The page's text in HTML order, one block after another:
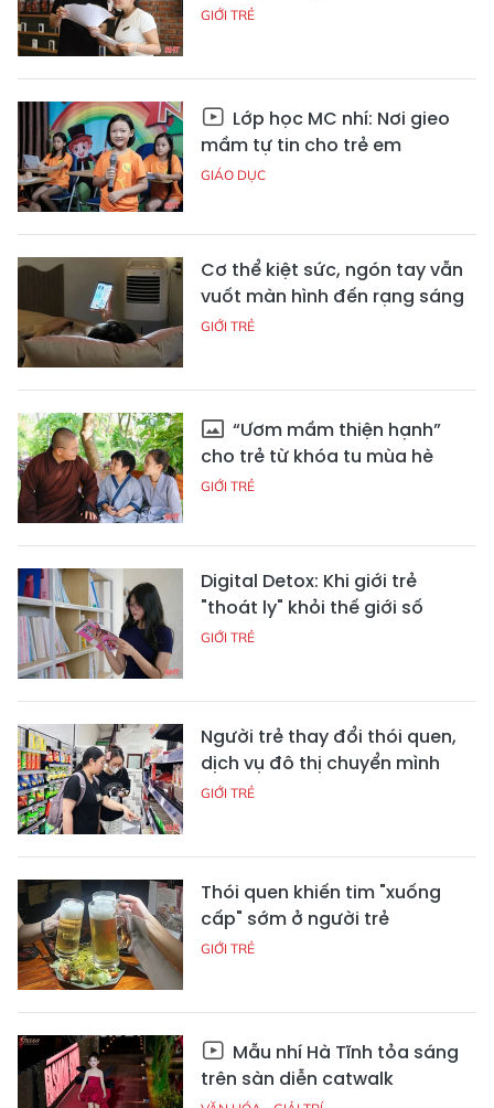
GIỚI TRẺ
Lớp học MC nhí: Nơi gieo
mầm tự tin cho trẻ em
GIÁO DỤC
Cơ thể kiệt sức, ngón tay vẫn
vuốt màn hình đến rạng sáng
GIỚI TRẺ
“Ươm mầm thiện hạnh”
cho trẻ từ khóa tu mùa hè
GIỚI TRẺ
Digital Detox: Khi giới trẻ
"thoát ly" khỏi thế giới số
GIỚI TRẺ
Người trẻ thay đổi thói quen,
dịch vụ đô thị chuyển mình
GIỚI TRẺ
Thói quen khiến tim "xuống
cấp" sớm ở người trẻ
GIỚI TRẺ
Mẫu nhí Hà Tĩnh tỏa sáng
trên sàn diễn catwalk